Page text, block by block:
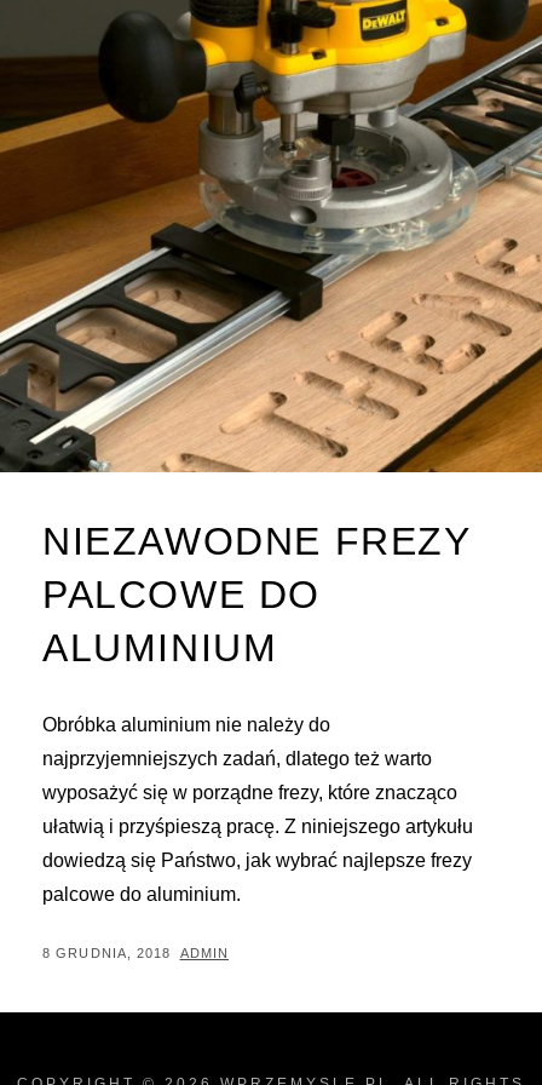
NIEZAWODNE FREZY
PALCOWE DO
ALUMINIUM
Obróbka aluminium nie należy do
najprzyjemniejszych zadań, dlatego też warto
wyposażyć się w porządne frezy, które znacząco
ułatwią i przyśpieszą pracę. Z niniejszego artykułu
dowiedzą się Państwo, jak wybrać najlepsze frezy
palcowe do aluminium.
POSTED
8 GRUDNIA, 2018 BY
ADMIN